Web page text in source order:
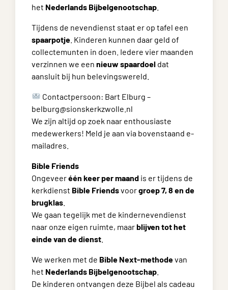
het Nederlands Bijbelgenootschap
Tijdens de nevendienst staat er op tafel een
spaarpotje . Kinderen kunnen daar geld of
collectemunten in doen. Iedere vier maanden
verzinnen we een nieuw spaardoel dat
aansluit bij hun belevingswereld.
Contactpersoon: Bart Elburg –
belburg@sionskerkzwolle.nl
We zijn altijd op zoek naar enthousiaste
medewerkers! Meld je aan via bovenstaand e-
mailadres.
Bible Friends
Ongeveeréén keer per maand is er tijdens de
kerkdienst Bible Friendsvoorgroep 7, 8 en de
brugklas
We gaan tegelijk met de kindernevendienst
naar onze eigen ruimte, maarblijven tot het
einde van de dienst
We werken met de Bible Next-methodevan
het Nederlands Bijbelgenootschap
De kinderen ontvangen deze Bijbel als cadeau